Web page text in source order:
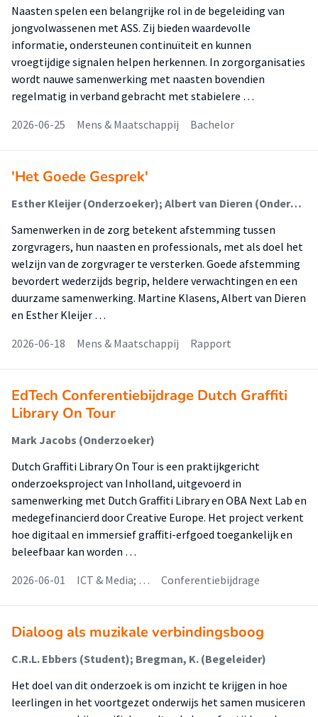
Naasten spelen een belangrijke rol in de begeleiding van
jongvolwassenen met ASS. Zij bieden waardevolle
informatie, ondersteunen continuïteit en kunnen
vroegtijdige signalen helpen herkennen. In zorgorganisaties
wordt nauwe samenwerking met naasten bovendien
regelmatig in verband gebracht met stabielere …
2026-06-25
Mens & Maatschappij Bachelor
'Het Goede Gesprek'
Esther Kleijer (Onderzoeker); Albert van Dieren (Onderzoeker); Martine Klasens - Vergunst (Onderzoeker)
Samenwerken in de zorg betekent afstemming tussen
zorgvragers, hun naasten en professionals, met als doel het
welzijn van de zorgvrager te versterken. Goede afstemming
bevordert wederzijds begrip, heldere verwachtingen en een
duurzame samenwerking. Martine Klasens, Albert van Dieren
en Esther Kleijer …
2026-06-18
Mens & Maatschappij Rapport
EdTech Conferentiebijdrage Dutch Graffiti
Library On Tour
Mark Jacobs (Onderzoeker)
Dutch Graffiti Library On Tour is een praktijkgericht
onderzoeksproject van Inholland, uitgevoerd in
samenwerking met Dutch Graffiti Library en OBA Next Lab en
medegefinancierd door Creative Europe. Het project verkent
hoe digitaal en immersief graffiti-erfgoed toegankelijk en
beleefbaar kan worden …
2026-06-01
ICT & Media; … Conferentiebijdrage
Dialoog als muzikale verbindingsboog
C.R.L. Ebbers (Student); Bregman, K. (Begeleider)
Het doel van dit onderzoek is om inzicht te krijgen in hoe
leerlingen in het voortgezet onderwijs het samen musiceren